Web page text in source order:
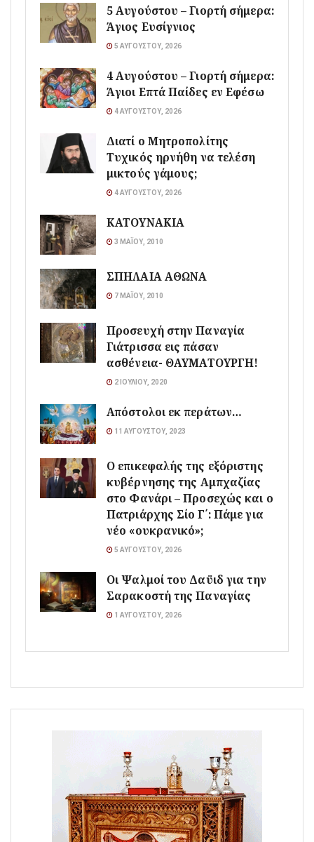
5 Αυγούστου – Γιορτή σήμερα:
Άγιος Ευσίγνιος
5 ΑΥΓΟΎΣΤΟΥ, 2026
4 Αυγούστου – Γιορτή σήμερα:
Άγιοι Επτά Παίδες εν Εφέσω
4 ΑΥΓΟΎΣΤΟΥ, 2026
Διατί ο Μητροπολίτης
Τυχικός ηρνήθη να τελέση
μικτούς γάμους;
4 ΑΥΓΟΎΣΤΟΥ, 2026
ΚΑΤΟΥΝΑΚΙΑ
3 ΜΑΪ́ΟΥ, 2010
ΣΠΗΛΑΙΑ ΑΘΩΝΑ
7 ΜΑΪ́ΟΥ, 2010
Προσευχή στην Παναγία
Γιάτρισσα εις πάσαν
ασθένεια- ΘΑΥΜΑΤΟΥΡΓΗ!
2 ΙΟΥΛΊΟΥ, 2020
Απόστολοι εκ περάτων…
11 ΑΥΓΟΎΣΤΟΥ, 2023
Ο επικεφαλής της εξόριστης
κυβέρνησης της Αμπχαζίας
στο Φανάρι – Προσεχώς και ο
Πατριάρχης Σίο Γ΄: Πάμε για
νέο «ουκρανικό»;
5 ΑΥΓΟΎΣΤΟΥ, 2026
Οι Ψαλμοί του Δαϋιδ για την
Σαρακοστή της Παναγίας
1 ΑΥΓΟΎΣΤΟΥ, 2026